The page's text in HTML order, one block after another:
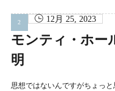
12月 25, 2023
モンティ・ホー
明
思想ではないんですがちょっ